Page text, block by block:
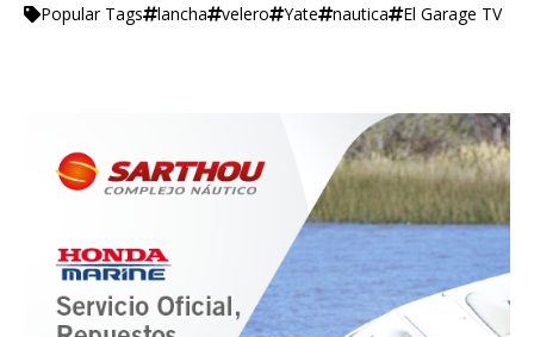
Popular Tags lancha velero Yate nautica El Garage TV